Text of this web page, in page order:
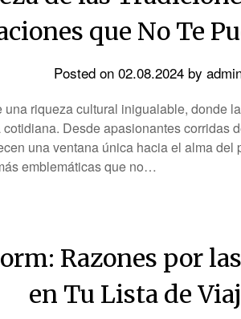
que No Te
Posted on 02.08.2024by
riqueza cultural inigualable, donde
Desde apasionantes corridas
una ventana única hacia el alma del
emblemáticas que no…
Razones por
en Tu Lista de